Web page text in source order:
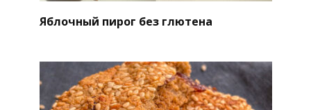
Яблочный пирог без глютена